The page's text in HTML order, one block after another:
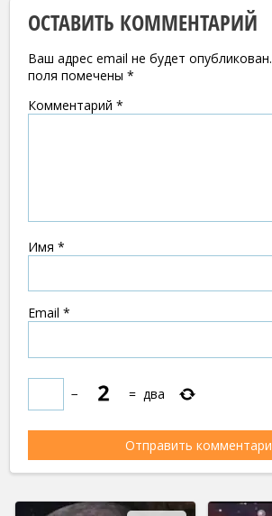
ОСТАВИТЬ КОММЕНТАРИЙ
Ваш адрес email не будет опубликован.
поля помечены *
Комментарий *
Имя *
Email *
− = два